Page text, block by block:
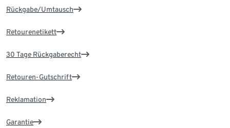
Rückgabe/Umtausch
Retourenetikett
30 Tage Rückgaberecht
Retouren-Gutschrift
Reklamation
Garantie